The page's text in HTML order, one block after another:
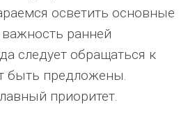
осветить основные
ранней
следует обращаться к
быть предложены.
приоритет.